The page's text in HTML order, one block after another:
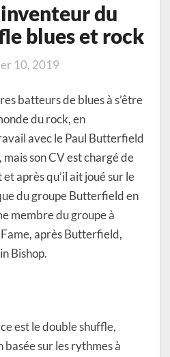
inventeur du
blues et rock
10, 2019
batteurs de blues à s’être
du rock, en
avec le Paul Butterfield
mais son CV est chargé de
après qu’il ait joué sur le
du groupe Butterfield en
membre du groupe à
après Butterfield,
Bishop.
est le double shuffle,
sur les rythmes à